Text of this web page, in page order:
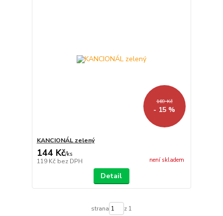
169 Kč
- 15 %
KANCIONÁL zelený
144 Kč/ks
119 Kč bez DPH není skladem
Detail
strana z 1